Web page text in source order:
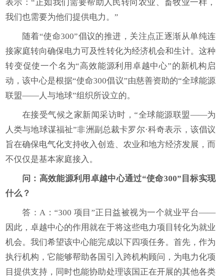
表示：“正如我们需要帮助人民转向农业、畜牧业一样，
我们也需要为他们提供电力。”
随着“使命300”倡议的推进，关注点正逐渐从单纯连
接家庭转向确保电力可及性转化为经济机会和生计。这种
转变促使一个名为“高效能源利用卓越中心”的新机构启
动，该中心是根据“使命300倡议”由慈善资助的“全球能源
联盟——人与地球”组织所设立的。
在接受气候之家新闻采访时，“全球能源联盟——为
人类与地球谋福祉”非洲副总裁卡罗尔·科奇表示，该倡议
旨在确保电气化支持收入创造、农业和地方经济发展，而
不仅仅是基本家庭接入。
问： 高效能源利用 卓越中心通过“使命300”目标实现
什么？
答：A：“300 项目”正日益被视为一个就业平台——
因此，卓越中心的作用就在于将这些电力项目转化为就业
机会。我们希望该中心能完成以下四项任务。首先，作为
执行机构，它能够帮助各国引入跨机构顾问，为电力化项
目提供支持，同时也能协助处理该国正在开展的其他各类